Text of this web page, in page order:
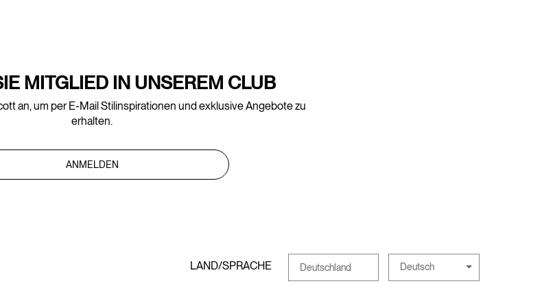
MITGLIED IN UNSEREM CLUB
an, um per E-Mail Stilinspirationen und exklusive Angebote zu
erhalten.
ANMELDEN
LAND/SPRACHE Deutschland Deutsch